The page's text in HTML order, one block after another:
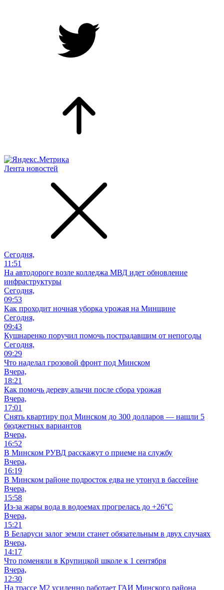
Лента новостей
Сегодня,
11:51
На автодороге возле колледжа МВД идет обновление
инфраструктуры
Сегодня,
09:53
Как проходит ночная уборка урожая на Минщине
Сегодня,
09:43
Кушнаренко поручил помочь пострадавшим от непогоды
Сегодня,
09:29
Что наделал грозовой фронт под Минском
Вчера,
18:21
Как помочь дереву алычи после сбора урожая
Вчера,
17:01
Снять квартиру под Минском до 300 долларов — нашли 5
бюджетных вариантов
Вчера,
16:52
В Минском РУВД расскажут о приеме на службу
Вчера,
16:19
В Минском районе подросток едва не утонул в бассейне
Вчера,
15:58
Из-за жары вода в водоемах прогрелась до +26°C
Вчера,
15:21
В Беларуси залог земли станет обязательным в двух случаях
Вчера,
14:17
Что поменяли в Крупицкой школе к 1 сентября
Вчера,
12:30
На трассе М2 усиленно работает ГАИ Минского района